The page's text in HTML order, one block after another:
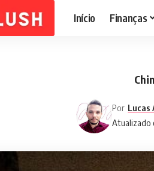
Início Finanças
Atualizado
Por Lucas